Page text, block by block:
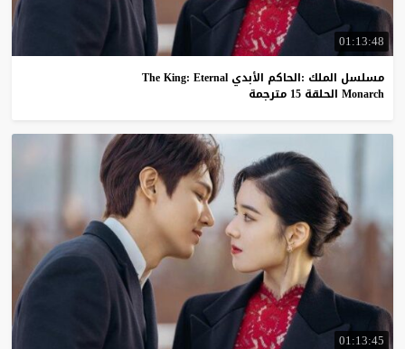
01:13:48
مسلسل الملك :الحاكم الأبدي The King: Eternal
Monarch الحلقة 15 مترجمة
01:13:45